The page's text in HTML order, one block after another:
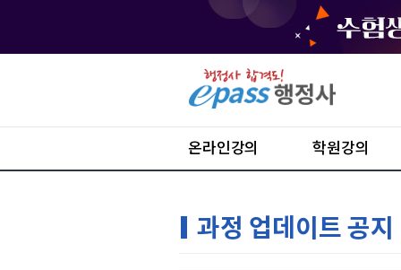
온라인강의 학원강의
과정 업데이트 공지